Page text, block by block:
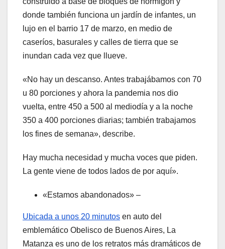
donde también funciona un jardín de infantes, un
lujo en el barrio 17 de marzo, en medio de
caseríos, basurales y calles de tierra que se
inundan cada vez que llueve.
«No hay un descanso. Antes trabajábamos con 70
u 80 porciones y ahora la pandemia nos dio
vuelta, entre 450 a 500 al mediodía y a la noche
350 a 400 porciones diarias; también trabajamos
los fines de semana», describe.
Hay mucha necesidad y mucha voces que piden.
La gente viene de todos lados de por aquí».
«Estamos abandonados» –
Ubicada a unos 20 minutos en auto del
emblemático Obelisco de Buenos Aires, La
Matanza es uno de los retratos más dramáticos de